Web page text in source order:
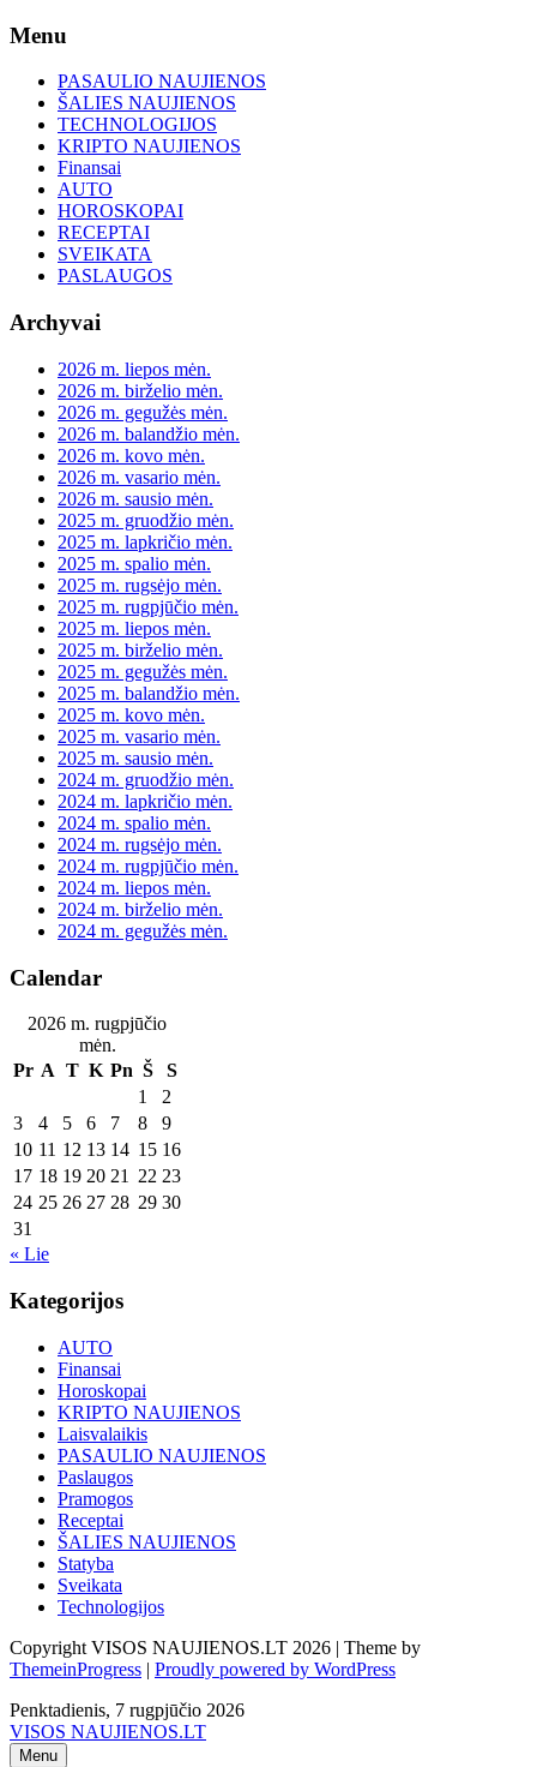
Skip
content
Menu
PASAULIO NAUJIENOS
ŠALIES NAUJIENOS
TECHNOLOGIJOS
KRIPTO NAUJIENOS
Finansai
AUTO
HOROSKOPAI
RECEPTAI
SVEIKATA
PASLAUGOS
Archyvai
2026 m. liepos mėn.
2026 m. birželio mėn.
2026 m. gegužės mėn.
2026 m. balandžio mėn.
2026 m. kovo mėn.
2026 m. vasario mėn.
2026 m. sausio mėn.
2025 m. gruodžio mėn.
2025 m. lapkričio mėn.
2025 m. spalio mėn.
2025 m. rugsėjo mėn.
2025 m. rugpjūčio mėn.
2025 m. liepos mėn.
2025 m. birželio mėn.
2025 m. gegužės mėn.
2025 m. balandžio mėn.
2025 m. kovo mėn.
2025 m. vasario mėn.
2025 m. sausio mėn.
2024 m. gruodžio mėn.
2024 m. lapkričio mėn.
2024 m. spalio mėn.
2024 m. rugsėjo mėn.
2024 m. rugpjūčio mėn.
2024 m. liepos mėn.
2024 m. birželio mėn.
2024 m. gegužės mėn.
Calendar
2026 m. rugpjūčio
mėn.
Pr A T K Pn Š
S
1
2
3
4 5 6 7 8
9
10 11 12 13 14 15 16
17 18 19 20 21 22 23
24 25 26 27 28 29 30
31
« Lie
Kategorijos
AUTO
Finansai
Horoskopai
KRIPTO NAUJIENOS
Laisvalaikis
PASAULIO NAUJIENOS
Paslaugos
Pramogos
Receptai
ŠALIES NAUJIENOS
Statyba
Sveikata
Technologijos
Copyright VISOS NAUJIENOS.LT 2026 | Theme by
ThemeinProgress | Proudly powered by WordPress
Penktadienis, 7 rugpjūčio 2026
VISOS NAUJIENOS.LT
Menu